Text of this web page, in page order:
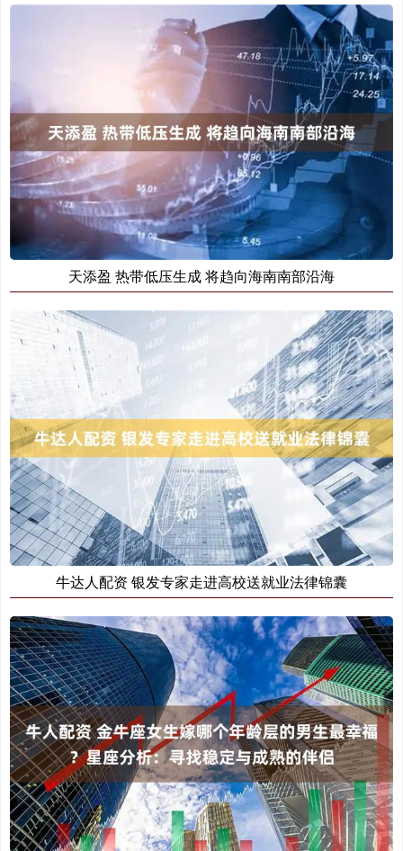
天添盈 热带低压生成 将趋向海南南部沿海
牛达人配资 银发专家走进高校送就业法律锦囊